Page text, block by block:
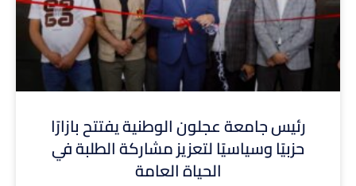
رئيس جامعة عجلون الوطنية يفتتح بازارًا
حزبيًا وسياسيًا لتعزيز مشاركة الطلبة في
الحياة العامة